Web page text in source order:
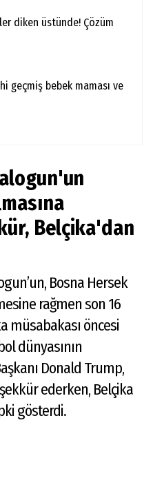
diken üstünde! Çözüm
geçmiş bebek maması ve
Belçika'dan
Bosna Hersek
rağmen son 16
müsabakası öncesi
dünyasının
Donald Trump,
ederken, Belçika
gösterdi.